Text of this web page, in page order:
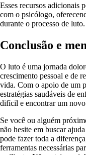
Esses recursos adicionais
com o psicólogo,
durante o processo de luto.
Conclusão e
O luto é uma jornada
crescimento pessoal e de
vida. Com o apoio de um
estratégias saudáveis de
difícil e encontrar um
Se você ou alguém
não hesite em buscar
pode fazer toda a
ferramentas necessárias